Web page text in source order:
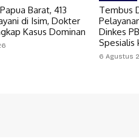
Barat, 413
di Isim, Dokter
Kasus Dominan
Tembus
Dinkes
Spesialis
6 Agustus